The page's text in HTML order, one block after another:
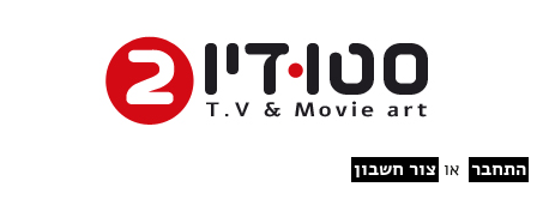
studio2
התחבר או צור חשבון